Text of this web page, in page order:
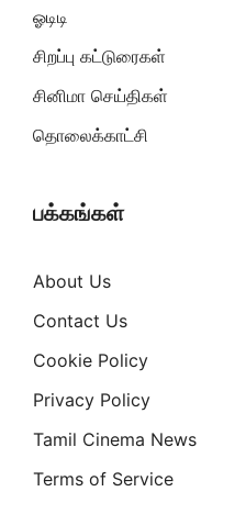
ஓடிடி
சிறப்பு கட்டுரைகள்
சினிமா செய்திகள்
தொலைக்காட்சி
பக்கங்கள்
About Us
Contact Us
Cookie Policy
Privacy Policy
Tamil Cinema News
Terms of Service